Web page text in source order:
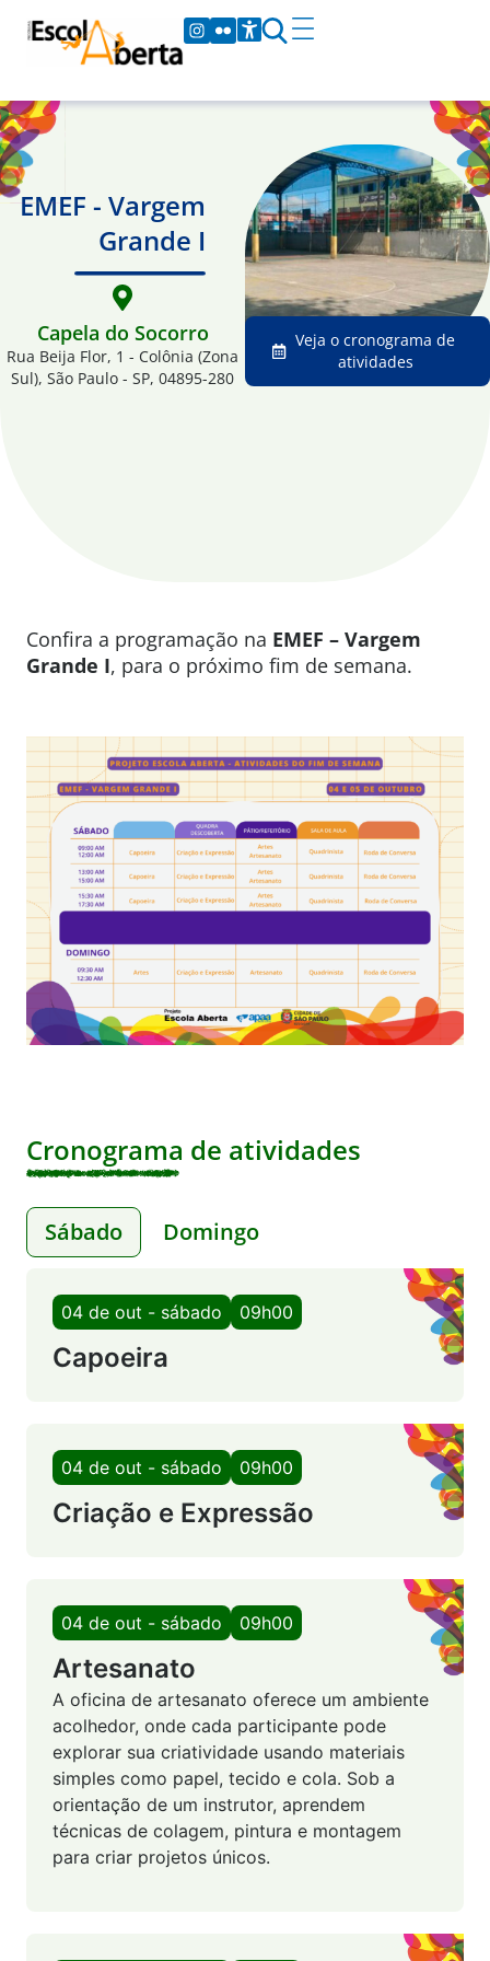
EMEF - Vargem
Grande I
Capela do Socorro
Rua Beija Flor, 1 - Colônia (Zona
Sul), São Paulo - SP, 04895-280
Veja o cronograma de
atividades
Confira a programação na EMEF – Vargem
Grande I, para o próximo fim de semana.
Cronograma de atividades
Sábado Domingo
04 de out - sábado 09h00
Capoeira
04 de out - sábado 09h00
Criação e Expressão
04 de out - sábado 09h00
Artesanato
A oficina de artesanato oferece um ambiente
acolhedor, onde cada participante pode
explorar sua criatividade usando materiais
simples como papel, tecido e cola. Sob a
orientação de um instrutor, aprendem
técnicas de colagem, pintura e montagem
para criar projetos únicos.